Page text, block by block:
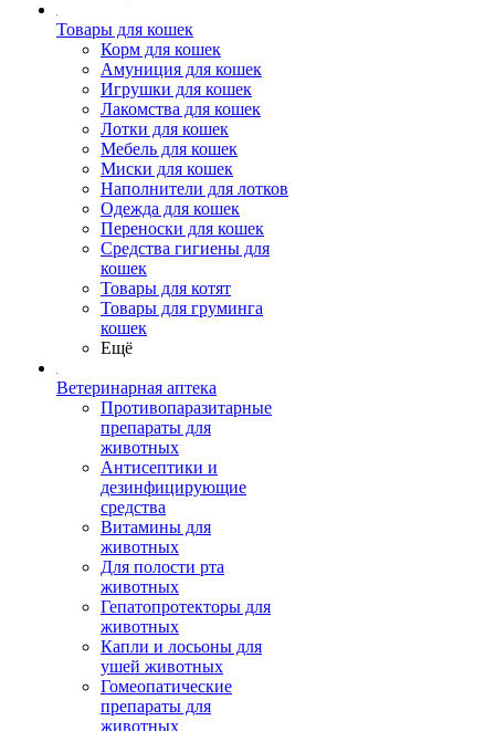
Товары для кошек
Корм для кошек
Амуниция для кошек
Игрушки для кошек
Лакомства для кошек
Лотки для кошек
Мебель для кошек
Миски для кошек
Наполнители для лотков
Одежда для кошек
Переноски для кошек
Средства гигиены для
кошек
Товары для котят
Товары для груминга
кошек
Ещё
Ветеринарная аптека
Противопаразитарные
препараты для
животных
Антисептики и
дезинфицирующие
средства
Витамины для
животных
Для полости рта
животных
Гепатопротекторы для
животных
Капли и лосьоны для
ушей животных
Гомеопатические
препараты для
животных